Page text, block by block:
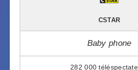
CSTAR
Baby phone
282 000